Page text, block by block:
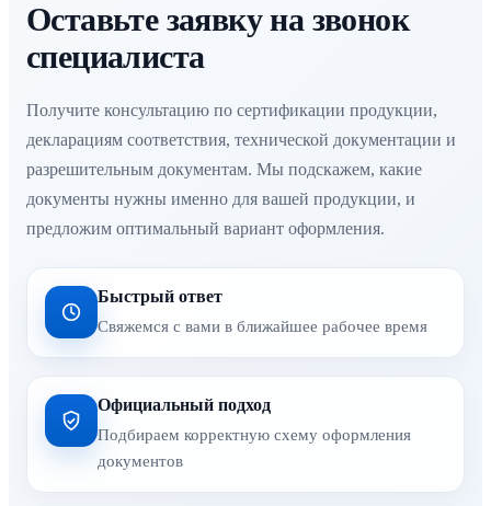
Оставьте заявку на звонок
специалиста
Получите консультацию по сертификации продукции,
декларациям соответствия, технической документации и
разрешительным документам. Мы подскажем, какие
документы нужны именно для вашей продукции, и
предложим оптимальный вариант оформления.
Быстрый ответ
Свяжемся с вами в ближайшее рабочее время
Официальный подход
Подбираем корректную схему оформления
документов